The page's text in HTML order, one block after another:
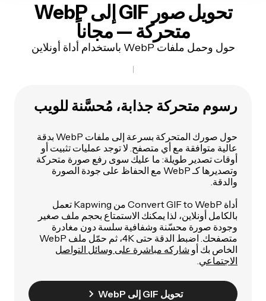
تحويل صور GIF إلى WebP
متحركة —مجاناً
حول وحمل ملفات WebP باستخدام أداة أونلاين
رسوم متحركة جذابة، مُحسَّنة للويب
حول صورك المتحركة بسرعة إلى ملفات WebP بدقة
عالية متوافقة مع أي متصفح. لا توجد عمليات تثبيت أو
أوقات تصدير طويلة: ما عليك سوى رفع صورة متحركة
وتصديرها كـ WebP مع الحفاظ على جودة الصورة
والدقة.
أداة Convert GIF to WebP من Kapwing تعمل
بالكامل أونلاين، لذا يمكنك الاستمتاع بحجم ملف صغير
وجودة صورة محسّنة وشفافية سلسة دون مغادرة
متصفحك. اضبط الدقة حتى 4K، ثم حمّل ملف WebP
الخاص بك أو شاركه مباشرة على وسائل التواصل
الاجتماعي.
تحويل GIF إلى WebP